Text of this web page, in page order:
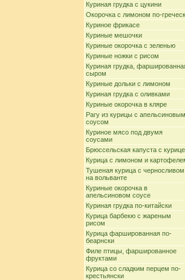
Куриная грудка с цукини
Окорочка с лимоном по-
Куриное фрикасе
Куриные мешочки
Куриные окорочка с зеленью
Куриные ножки с рисом
Куриная грудка,
сыром
Куриные дольки с лимоном
Куриная грудка с оливками
Куриные окорочка в кляре
Рагу из курицы с апельсиновым
соусом
Куриное мясо под двумя
соусами
Брюссельская капуста с
Курица с лимоном и
Тушеная курица с черносливом
на вольванте
Куриные окорочка в
апельсиновом соусе
Куриная грудка по-китайски
Курица барбекю с жареным
рисом
Курица фаршированная по-
беарнски
Филе птицы, фаршированное
фруктами
Курица со сладким перцем по-
крестьянски